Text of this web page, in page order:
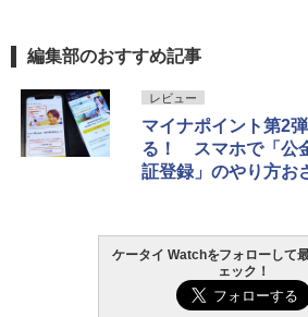
編集部のおすすめ記事
レビュー
マイナポイント第2
る！ スマホで「公
証登録」のやり方お
ケータイ Watchをフォローして
ェック！